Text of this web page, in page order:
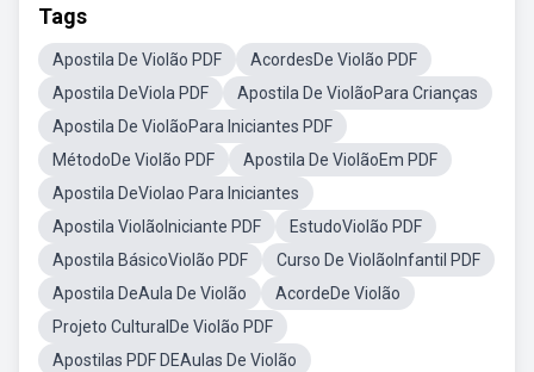
Tags
Apostila De Violão PDF
AcordesDe Violão PDF
Apostila DeViola PDF
Apostila De ViolãoPara Crianças
Apostila De ViolãoPara Iniciantes PDF
MétodoDe Violão PDF
Apostila De ViolãoEm PDF
Apostila DeViolao Para Iniciantes
Apostila ViolãoIniciante PDF
EstudoViolão PDF
Apostila BásicoViolão PDF
Curso De ViolãoInfantil PDF
Apostila DeAula De Violão
AcordeDe Violão
Projeto CulturalDe Violão PDF
Apostilas PDF DEAulas De Violão